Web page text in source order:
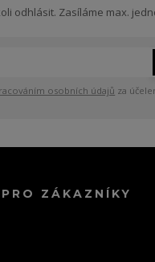
odhlásit. Zasíláme max.
osobních údajů za
ZÁKAZNÍKY